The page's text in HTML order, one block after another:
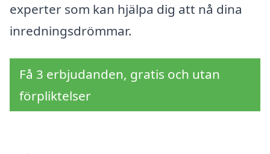
experter som kan hjälpa dig att nå dina
inredningsdrömmar.
Få 3 erbjudanden, gratis och utan
förpliktelser